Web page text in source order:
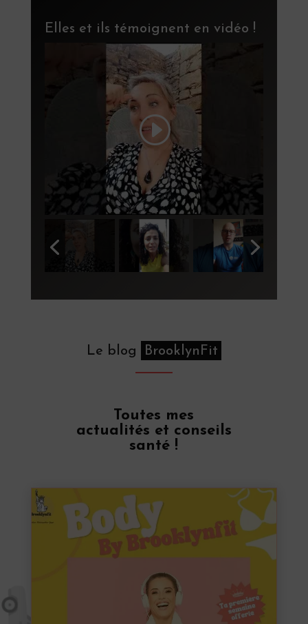
Elles et ils témoignent en vidéo !
Le blog BrooklynFit
Toutes mes
actualités et conseils
santé !